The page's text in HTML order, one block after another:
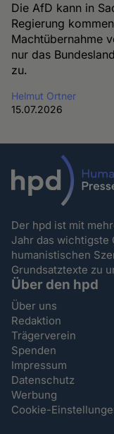
Die AfD kann in
Regierung
Machtübernahme
nur das
zu.
Helmut Ortner
15.07.2026
Der hpd ist mit
Jahr das
humanistischen
Grundsatztexte zu
Über den hpd
Über uns
Redaktion
Trägerverein
Spenden
Impressum
Datenschutz
Werbung
Cookie-